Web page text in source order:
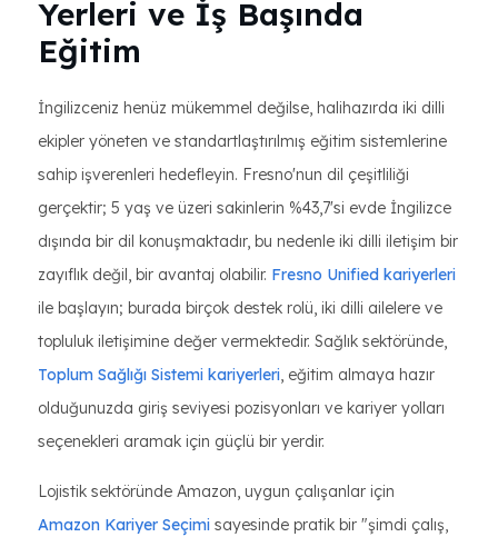
Yerleri ve İş Başında
Eğitim
İngilizceniz henüz mükemmel değilse, halihazırda iki dilli
ekipler yöneten ve standartlaştırılmış eğitim sistemlerine
sahip işverenleri hedefleyin. Fresno'nun dil çeşitliliği
gerçektir; 5 yaş ve üzeri sakinlerin %43,7'si evde İngilizce
dışında bir dil konuşmaktadır, bu nedenle iki dilli iletişim bir
zayıflık değil, bir avantaj olabilir. Fresno Unified kariyerleri
ile başlayın; burada birçok destek rolü, iki dilli ailelere ve
topluluk iletişimine değer vermektedir. Sağlık sektöründe,
Toplum Sağlığı Sistemi kariyerleri, eğitim almaya hazır
olduğunuzda giriş seviyesi pozisyonları ve kariyer yolları
seçenekleri aramak için güçlü bir yerdir.
Lojistik sektöründe Amazon, uygun çalışanlar için
Amazon Kariyer Seçimi sayesinde pratik bir "şimdi çalış,